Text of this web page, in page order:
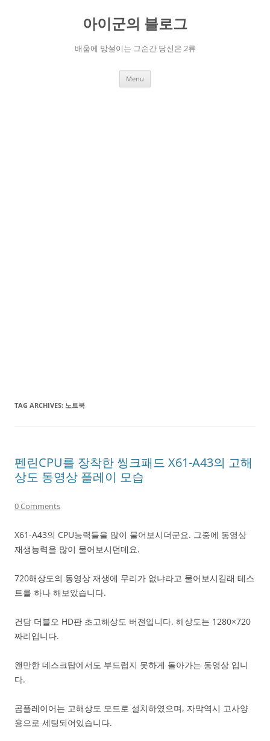
아이군의 블로그
배움에 망설이는 그순간 당신은 2류
Menu
TAG ARCHIVES: 노트북
펜린CPU를 장착한 씽크패드 X61-A43의 고해
상도 동영상 플레이 모습
0 Comments
X61-A43의 CPU능력들을 많이 물어보시더군요. 그중에 동영상
재생능력을 많이 물어보시던데요.
720해상도의 동영상 재생에 무리가 없냐라고 물어보시길래 테스
트를 하나 해보았습니다.
건담 더블오 HD판 초고해상도 버젼입니다. 해상도는 1280×720
짜리입니다.
왠만한 데스크탑에서도 부드럽지 못하게 돌아가는 동영상 입니
다.
곰플레이어는 고해상도 모드로 설치하였으며, 자막역시 고사양
용으로 세팅되어있습니다.